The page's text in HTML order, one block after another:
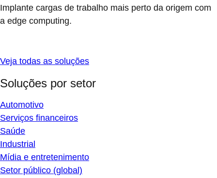
Implante cargas de trabalho mais perto da origem com
a edge computing.
Veja todas as soluções
Soluções por setor
Automotivo
Serviços financeiros
Saúde
Industrial
Mídia e entretenimento
Setor público (global)